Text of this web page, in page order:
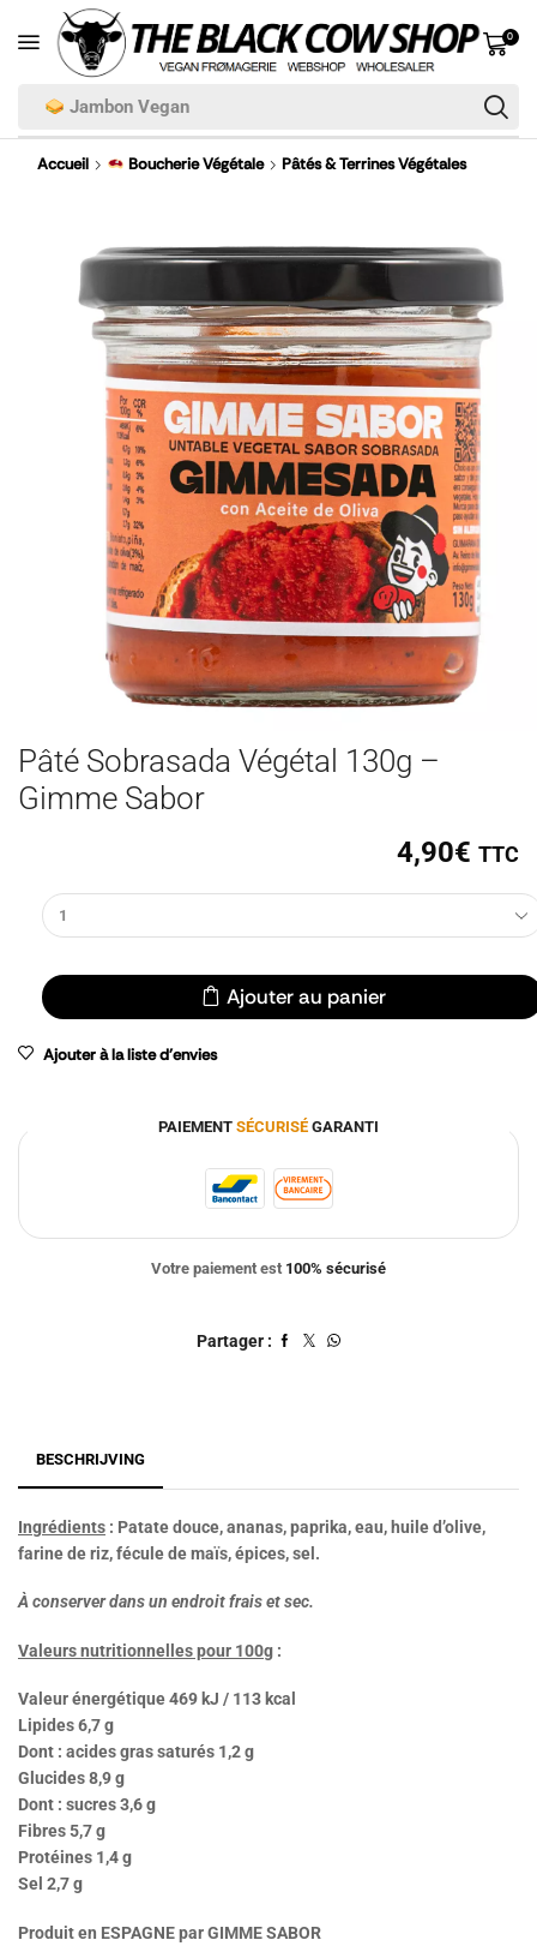
Jambon Vegan
0
Accueil Boucherie Végétale Pâtés & Terrines Végétales
Pâté Sobrasada Végétal 130g –
Gimme Sabor
4,90€ TTC
Ajouter au panier
Ajouter à la liste d'envies
PAIEMENT SÉCURISÉ GARANTI
Votre paiement est 100% sécurisé
Partager :
BESCHRIJVING
Ingrédients : Patate douce, ananas, paprika, eau, huile d’olive,
farine de riz, fécule de maïs, épices, sel.
À conserver dans un endroit frais et sec.
Valeurs nutritionnelles pour 100g :
Valeur énergétique 469 kJ / 113 kcal
Lipides 6,7 g
Dont : acides gras saturés 1,2 g
Glucides 8,9 g
Dont : sucres 3,6 g
Fibres 5,7 g
Protéines 1,4 g
Sel 2,7 g
Produit en ESPAGNE par GIMME SABOR